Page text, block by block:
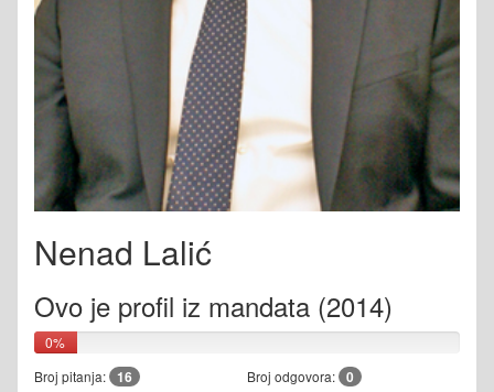
Nenad Lalić
Ovo je profil iz mandata (2014)
0%
Broj pitanja: 16 Broj odgovora: 0